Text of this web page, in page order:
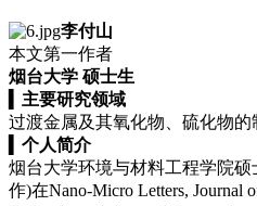
李付山
本文第一作者
烟台大学 硕士生
主要研究领域
过渡金属及其氧化物、硫化物
个人简介
烟台大学环境与材料工程学院
作)在Nano-Micro Letters, Journal